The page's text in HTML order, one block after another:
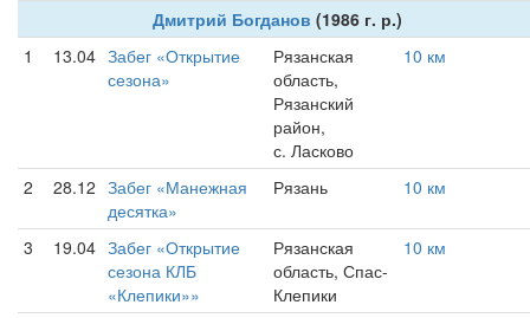
Дмитрий Богданов (1986 г. р.)
1
13.04 Забег «Открытие
сезона»
Рязанская
область,
Рязанский
район,
с. Ласково
10 км
2 28.12 Забег «Манежная
десятка»
Рязань 10 км
3 19.04 Забег «Открытие
сезона КЛБ
«Клепики»»
Рязанская
область, Спас-
Клепики
10 км